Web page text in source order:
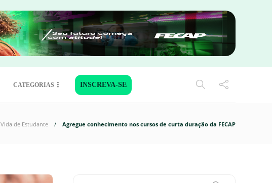
CATEGORIAS INSCREVA-SE
Vida de Estudante Agregue conhecimento nos cursos de curta duração da FECAP